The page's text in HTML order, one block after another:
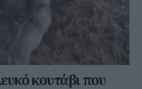
κουτάβι που